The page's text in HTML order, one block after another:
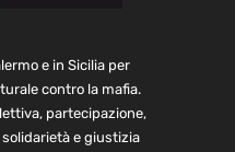
e in Sicilia per
contro la mafia.
partecipazione,
e giustizia